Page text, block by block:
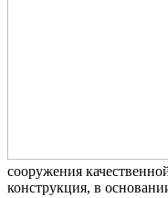
сооружения
конструкция, в